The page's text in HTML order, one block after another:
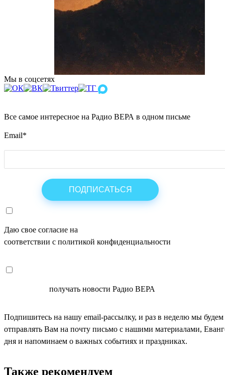
Мы в соцсетях
Все самое интересное на Радио ВЕРА в одном письме
Email*
Даю свое согласие на
соответствии с политикой конфиденциальности
получать новости Радио ВЕРА
Подпишитесь на нашу email-рассылку, и раз в неделю мы будем
отправлять Вам на почту письмо с нашими материалами,
дня и напоминаем о важных событиях и праздниках.
Также рекомендуем